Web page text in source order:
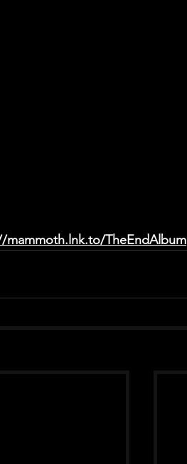
mammoth.lnk.to/TheEndAlbum